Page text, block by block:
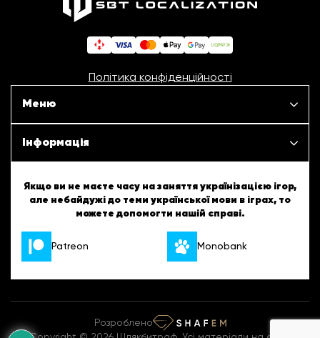
Політика конфіденційності
Меню
Наші проєкти
Про нас
Контакти
Інформація
ШБТурнір
ШБТворчість
Українські підказки
Комікси
Якщо ви не маєте часу на заняття українізацією ігор,
але небайдужі до теми української мови в іграх, то
можете допомогти нашій справі.
Patreon Monobank
Розроблено